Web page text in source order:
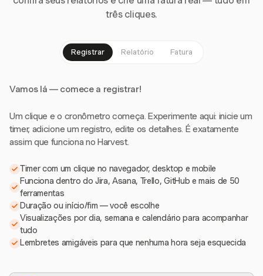
três cliques.
Registrar Relatório Fatura
Vamos lá — comece a registrar!
Um clique e o cronômetro começa. Experimente aqui: inicie um
timer, adicione um registro, edite os detalhes. É exatamente
assim que funciona no Harvest.
Timer com um clique no navegador, desktop e mobile
Funciona dentro do Jira, Asana, Trello, GitHub e mais de 50
ferramentas
Duração ou início/fim — você escolhe
Visualizações por dia, semana e calendário para acompanhar
tudo
Lembretes amigáveis para que nenhuma hora seja esquecida